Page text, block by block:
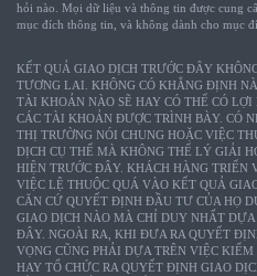
hỏi nào. Mọi dữ liệu và thông tin được cung
mục đích thông tin, và không dành cho mục
KẾT QUẢ GIAO DỊCH TRƯỚC ĐÂY
TƯƠNG LAI. KHÔNG CÓ KHẲNG ĐỊNH
TÀI KHOẢN NÀO SẼ HAY CÓ THỂ CÓ
CÁC TÀI KHOẢN ĐƯỢC TRÌNH BÀY. CÓ
THỊ TRƯỜNG NÓI CHUNG HOẶC VIỆC
DỊCH CỤ THỂ MÀ KHÔNG THỂ LÝ GIẢI
HIỆN TRƯỚC ĐÂY. KHÁCH HÀNG TRIỂN
VIỆC LỆ THUỘC QUÁ VÀO KẾT QUẢ
CĂN CỨ QUYẾT ĐỊNH ĐẦU TƯ CỦA HỌ
GIAO DỊCH NÀO MÀ CHỈ DUY NHẤT
ĐÂY. NGOÀI RA, KHI ĐƯA RA QUYẾT
VỌNG CŨNG PHẢI DỰA TRÊN VIỆC
HAY TỔ CHỨC RA QUYẾT ĐỊNH GIAO